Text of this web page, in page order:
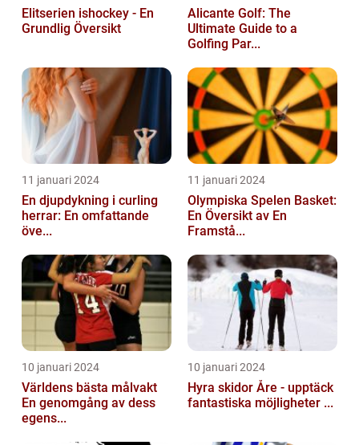
Elitserien ishockey - En
Grundlig Översikt
Alicante Golf: The
Ultimate Guide to a
Golfing Par...
11 januari 2024
En djupdykning i curling
herrar: En omfattande
öve...
11 januari 2024
Olympiska Spelen Basket:
En Översikt av En
Framstå...
10 januari 2024
Världens bästa målvakt
En genomgång av dess
egens...
10 januari 2024
Hyra skidor Åre - upptäck
fantastiska möjligheter ...